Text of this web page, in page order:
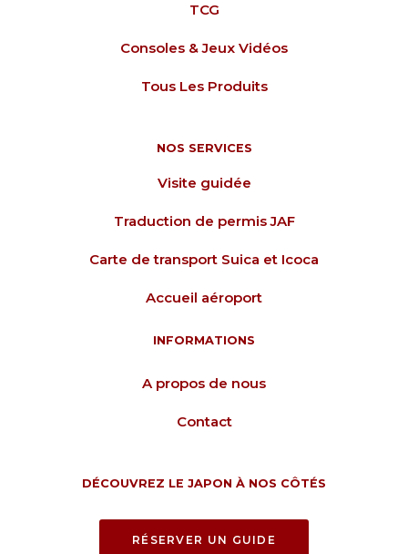
TCG
Consoles & Jeux Vidéos
Tous Les Produits
NOS SERVICES
Visite guidée
Traduction de permis JAF
Carte de transport Suica et Icoca
Accueil aéroport
INFORMATIONS
A propos de nous
Contact
DÉCOUVREZ LE JAPON À NOS CÔTÉS
RÉSERVER UN GUIDE